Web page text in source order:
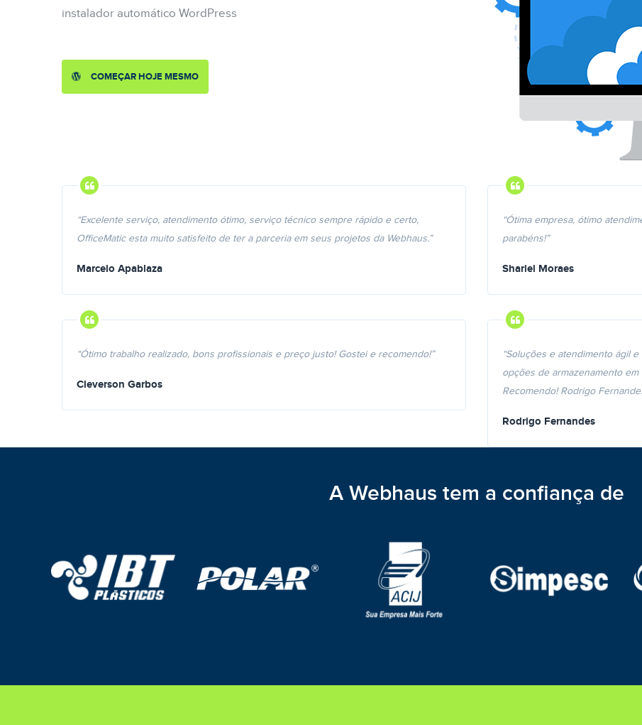
instalador automático WordPress
COMEÇAR HOJE MESMO
“Excelente serviço, atendimento ótimo, serviço técnico sempre rápido e certo,
OfficeMatic esta muito satisfeito de ter a parceria em seus projetos da Webhaus.”
Marcelo Apablaza
“Ótima empresa, ótimo
parabéns!”
Shariel Moraes
“Ótimo trabalho realizado, bons profissionais e preço justo! Gostei e recomendo!”
Cleverson Garbos
“Soluções e atendimento ágil
opções de armazenamento
Recomendo! Rodrigo
Rodrigo Fernandes
A Webhaus tem a confiança de